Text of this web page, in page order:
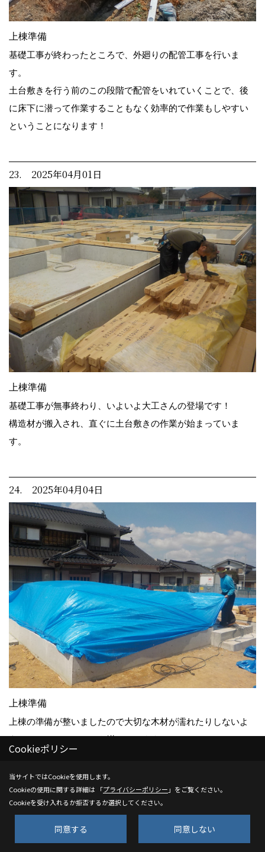
上棟準備
基礎工事が終わったところで、外廻りの配管工事を行いま
す。
土台敷きを行う前のこの段階で配管をいれていくことで、後
に床下に潜って作業することもなく効率的で作業もしやすい
ということになります！
23. 2025年04月01日
上棟準備
基礎工事が無事終わり、いよいよ大工さんの登場です！
構造材が搬入され、直ぐに土台敷きの作業が始まっていま
す。
24. 2025年04月04日
上棟準備
上棟の準備が整いましたので大切な木材が濡れたりしないよ
うにしっかりとシートを掛けています！
25. 2025年04月06日
Cookieポリシー
当サイトではCookieを使用します。
Cookieの使用に関する詳細は 「プライバシーポリシー 」をご覧ください。
Cookieを受け入れるか拒否するか選択してください。
同意する 同意しない